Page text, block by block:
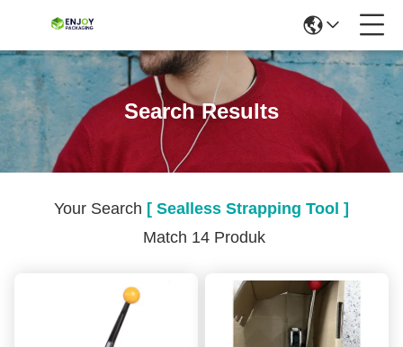
Search Results
Your Search [ Sealless Strapping Tool ]
Match 14 Produk